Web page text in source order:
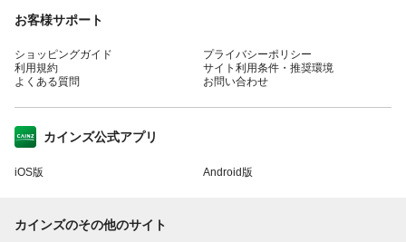
お客様サポート
ショッピングガイド
利用規約
よくある質問
プライバシーポリシー
サイト利用条件・推奨環境
お問い合わせ
カインズ公式アプリ
iOS版 Android版
カインズのその他のサイト